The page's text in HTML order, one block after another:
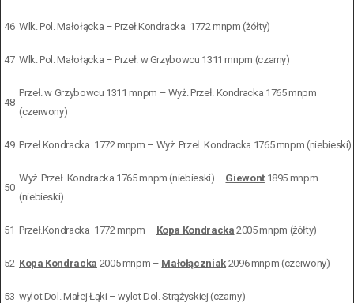
46 Wlk. Pol. Małołącka – Przeł.Kondracka 1772 mnpm (żółty)
47 Wlk. Pol. Małołącka – Przeł. w Grzybowcu 1311 mnpm (czarny)
48
Przeł. w Grzybowcu 1311 mnpm – Wyż. Przeł. Kondracka 1765 mnpm
(czerwony)
49 Przeł.Kondracka 1772 mnpm – Wyż. Przeł. Kondracka 1765 mnpm (niebieski)
50
Wyż. Przeł. Kondracka 1765 mnpm (niebieski) – Giewont1895 mnpm
(niebieski)
51 Przeł.Kondracka 1772 mnpm – Kopa Kondracka 2005 mnpm (żółty)
52 Kopa Kondracka 2005 mnpm – Małołączniak2096 mnpm (czerwony)
53 wylot Dol. Małej Łąki – wylot Dol. Strążyskiej (czarny)